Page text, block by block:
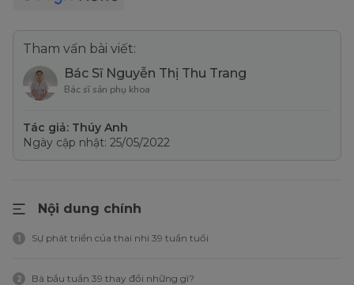
Tham vấn bài viết:
Bác Sĩ Nguyễn Thị Thu Trang
Bác sĩ sản phụ khoa
Tác giả: Thúy Anh
Ngày cập nhật: 25/05/2022
Nội dung chính
1 Sự phát triển của thai nhi 39 tuần tuổi
2 Bà bầu tuần 39 thay đổi những gì?